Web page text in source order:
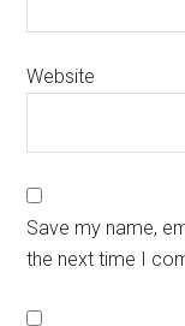
Website
Save my name,
the next time I